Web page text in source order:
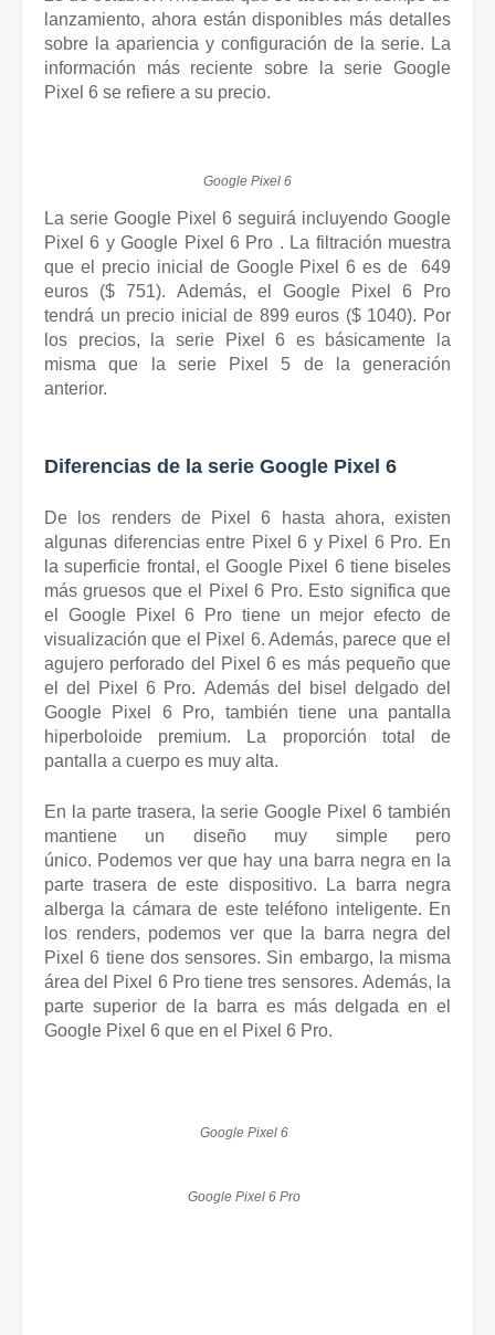
lanzamiento, ahora están disponibles más detalles
sobre la apariencia y configuración de la serie. La
información más reciente sobre la serie Google
Pixel 6 se refiere a su precio.
Google Pixel 6
La serie Google Pixel 6 seguirá incluyendo Google
Pixel 6 yGoogle Pixel 6 Pro . La filtración muestra
que el precio inicial de Google Pixel 6 es de 649
euros ($ 751). Además, el Google Pixel 6 Pro
tendrá un precio inicial de 899 euros ($ 1040). Por
los precios, la serie Pixel 6 es básicamente la
misma que la serie Pixel 5 de la generación
anterior.
Diferencias de la serie Google Pixel 6
De los renders de Pixel 6 hasta ahora, existen
algunas diferencias entre Pixel 6 y Pixel 6 Pro. En
la superficie frontal, el Google Pixel 6 tiene biseles
más gruesos que el Pixel 6 Pro. Esto significa que
el Google Pixel 6 Pro tiene un mejor efecto de
visualización que el Pixel 6. Además, parece que el
agujero perforado del Pixel 6 es más pequeño que
el del Pixel 6 Pro. Además del bisel delgado del
Google Pixel 6 Pro, también tiene una pantalla
hiperboloide premium.
La proporción total de
pantalla a cuerpo es muy alta.
En la parte trasera, la serie Google Pixel 6 también
mantiene un diseño muy simple pero
único. Podemos ver que hay una barra negra en la
parte trasera de este dispositivo.
La barra negra
alberga la cámara de este teléfono inteligente. En
los renders, podemos ver que la barra negra del
Pixel 6 tiene dos sensores. Sin embargo, la misma
área del Pixel 6 Pro tiene tres sensores. Además, la
parte superior de la barra es más delgada en el
Google Pixel 6 que en el Pixel 6 Pro.
Google Pixel 6
Google Pixel 6 Pro